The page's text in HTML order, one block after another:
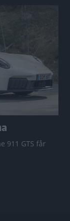
911 GTS får